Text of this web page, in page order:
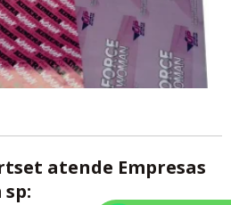
atende Empresas